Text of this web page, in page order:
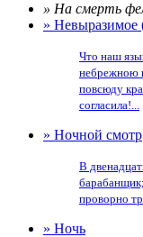
» На смерть
»
Что наш
небрежною
повсюду
согласила!...
» Ночной смотр
В
проворно
» Ночь